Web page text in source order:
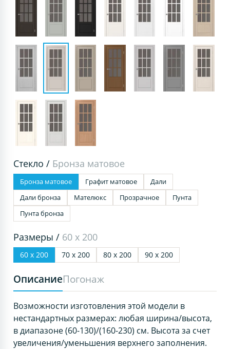
Стекло / Бронза матовое
Бронза матовое Графит матовое
Дали
Дали бронза
Мателюкс Прозрачное
Пунта
Пунта бронза
Размеры / 60 х 200
60 х 200 70 х 200 80 х 200 90 х 200
ОписаниеПогонаж
Возможности изготовления этой модели в
нестандартных размерах: любая ширина/высота,
в диапазоне (60-130)/(160-230) см. Высота за счет
увеличения/уменьшения верхнего заполнения.